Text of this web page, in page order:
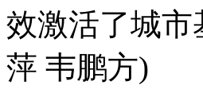
效激活了城市
萍 韦鹏方)